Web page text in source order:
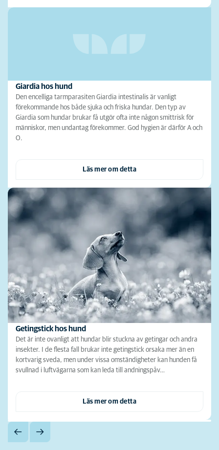
Giardia hos hund
Den encelliga tarmparasiten Giardia intestinalis är vanligt
förekommande hos både sjuka och friska hundar. Den typ av
Giardia som hundar brukar få utgör ofta inte någon smittrisk för
människor, men undantag förekommer. God hygien är därför A och
O.
Läs mer om detta
Getingstick hos hund
Det är inte ovanligt att hundar blir stuckna av getingar och andra
insekter. I de flesta fall brukar inte getingstick orsaka mer än en
kortvarig sveda, men under vissa omständigheter kan hunden få
svullnad i luftvägarna som kan leda till andningspåv…
Läs mer om detta